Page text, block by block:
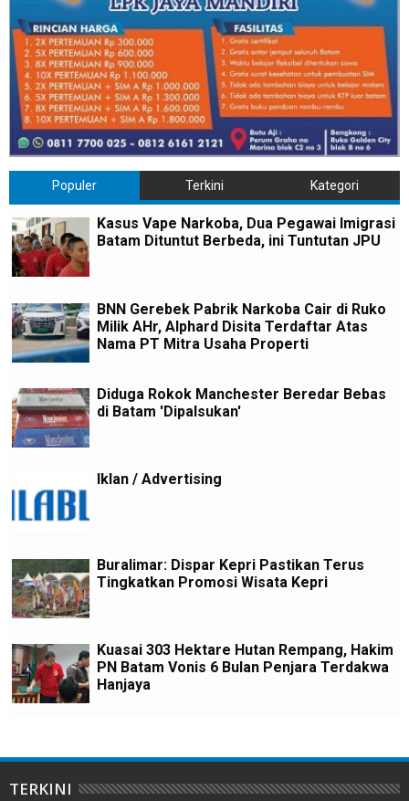
Populer Terkini Kategori
Kasus Vape Narkoba, Dua Pegawai Imigrasi
Batam Dituntut Berbeda, ini Tuntutan JPU
BNN Gerebek Pabrik Narkoba Cair di Ruko
Milik AHr, Alphard Disita Terdaftar Atas
Nama PT Mitra Usaha Properti
Diduga Rokok Manchester Beredar Bebas
di Batam 'Dipalsukan'
Iklan / Advertising
Buralimar: Dispar Kepri Pastikan Terus
Tingkatkan Promosi Wisata Kepri
Kuasai 303 Hektare Hutan Rempang, Hakim
PN Batam Vonis 6 Bulan Penjara Terdakwa
Hanjaya
TERKINI